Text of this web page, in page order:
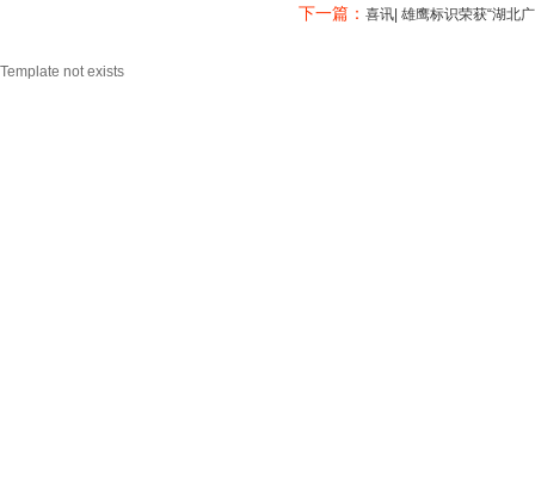
下一篇： 喜讯| 雄鹰标识荣获“湖北
Template not exists